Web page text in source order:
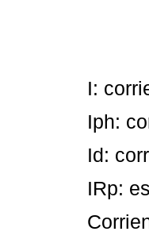
I:
Iph:
Id:
IRp: